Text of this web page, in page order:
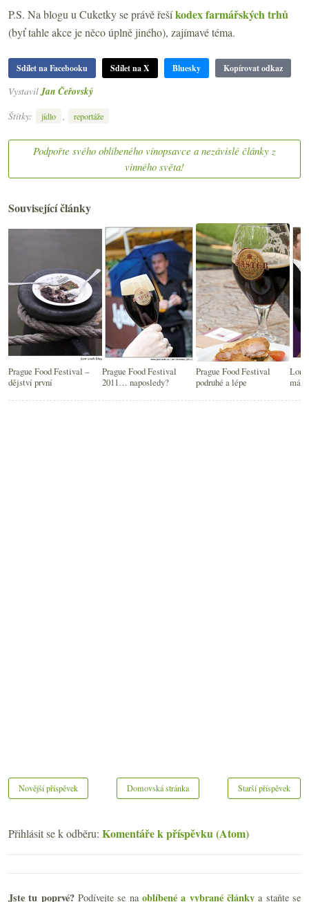
P.S. Na blogu u Cuketky se právě řešíkodex farmářských trhů
(byť tahle akce je něco úplně jiného), zajímavé téma.
Sdílet na Facebooku Sdílet na X Bluesky Kopírovat odkaz
Vystavil Jan Čeřovský
Štítky:
jídlo , reportáže
Podpořte svého oblíbeného vínopsavce a nezávislé články z
vinného světa!
Související články
Prague Food Festival –
dějství první
Prague Food Festival
2011… naposledy?
Prague Food Festival
podruhé a lépe
má
Novější příspěvek Starší příspěvek
Domovská stránka
Přihlásit se k odběru: Komentáře k příspěvku (Atom)
Jste tu poprvé?Podívejte se naoblíbené a vybrané články a staňte se